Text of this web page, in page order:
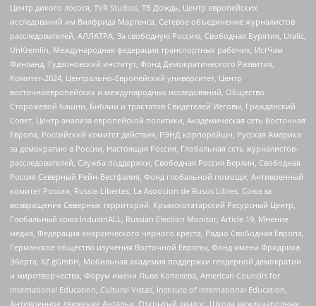
Центр дикого лосося, TVR Studios, ТВ Дождь, Центр европейских
исследований им Вилфрида Мартенса, Сетевое объединение журналистов
расследователей, АЛЛАТРА, За свободную Россию, Свободная Бурятия, Uralic,
UnKremlin, Международная федерация транспортных рабочих, ИстЧам
Финланд, Гудзоновский институт, Фонд Демократического Развития,
Комитет-2024, Центрально-Европейский университет, Центр
восточноевропейских и международных исследований, Общество
Сторожевой башни, Библии и трактатов Свидетелей Иеговы, Гражданский
Совет, Центр анализа европейской политики, Академическая сеть Восточная
Европа, Российский комитет действия, РЭНД корпорейшн, Русская Америка
за демократию в России, Настоящая Россия, Глобальная сеть журналистов-
расследователей, Служба поддержки, Свободная Россия Берлин, Свободная
Россия Северный Рейн-Вестфалия, Фонд глобальной помощи, Антивоенный
комитет России, Russie-Libertes, La Asocicion de Rusos Libres, Союз за
возвращение Северных территорий, Крымскотатарский Ресурсный Центр,
Глобальный союз IndustriALL, Russian Election Monitor, Article 19, Мнение
медиа, Федерация анархического черного креста, Радио Свободная Европа,
Германское общество изучения Восточной Европы, Фонд имени Фридриха
Эберта, XZ gGmbH, Мобильная академия поддержки гендерной демократии
и миротворчества, Форум имени Льва Копелева, American Councils for
International Education, Cultural Vistas, Institute of International Education,
Антивоенное движение Антальи, Открытый диалог, Школа международных